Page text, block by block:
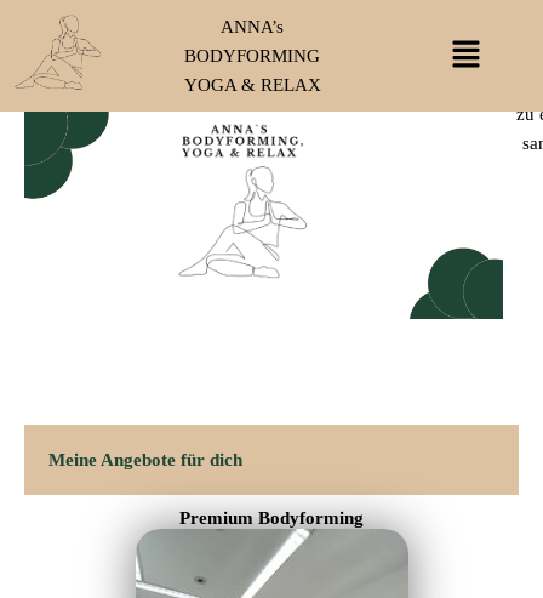
springen
ANNA’s
BODYFORMING
YOGA & RELAX
Menü
zu
Meine Angebote für dich
Premium Bodyforming